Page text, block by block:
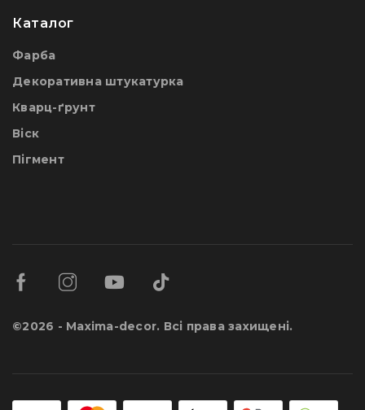
Каталог
Фарба
Декоративна штукатурка
Кварц-ґрунт
Віск
Пігмент
©2026 - Maxima-decor. Всі права захищені.